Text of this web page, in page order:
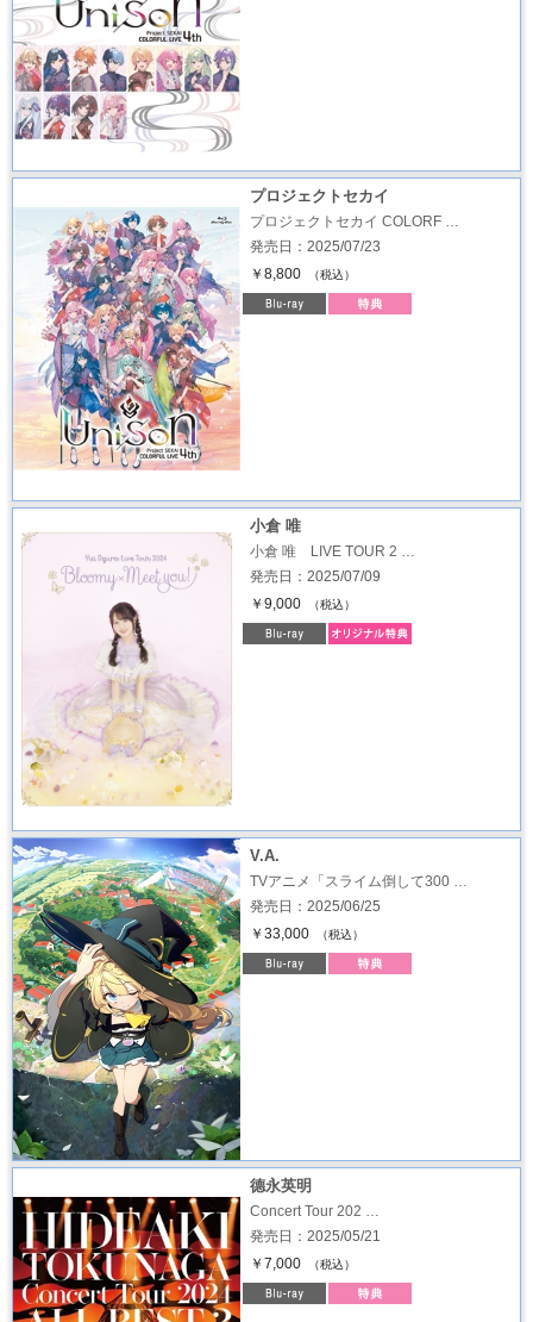
プロジェクトセカイ
プロジェクトセカイ COLORF …
発売日：2025/07/23
￥8,800
（税込）
小倉 唯
小倉 唯 LIVE TOUR 2 …
発売日：2025/07/09
￥9,000
（税込）
V.A.
TVアニメ「スライム倒して300 …
発売日：2025/06/25
￥33,000
（税込）
德永英明
Concert Tour 202 …
発売日：2025/05/21
￥7,000
（税込）